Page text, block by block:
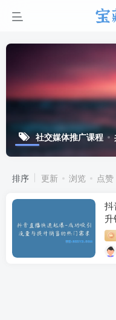
社交媒体推广课程
排序 更新 浏览 点赞
抖